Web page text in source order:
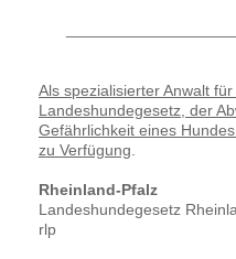
Als spezialisierter Anwalt
Landeshundegesetz, der
Gefährlichkeit eines
zu Verfügung
Rheinland-Pfalz
Landeshundegesetz
rlp